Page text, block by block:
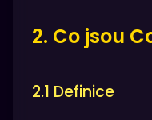
2. Co jsou
2.1 Definice